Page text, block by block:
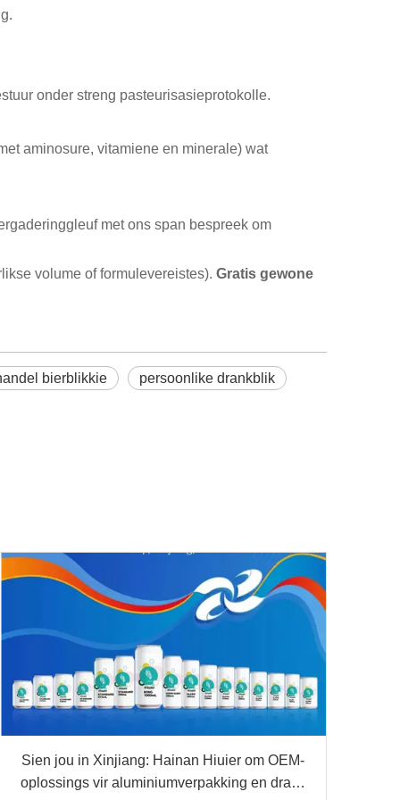
onder streng pasteurisasieprotokolle.
aminosure, vitamiene en minerale) wat
met ons span bespreek om
volume of formulevereistes). Gratis gewone
bierblikkie persoonlike drankblik
Sien jou in Xinjiang: Hainan Hiuier om OEM-
oplossings vir aluminiumverpakking en drank